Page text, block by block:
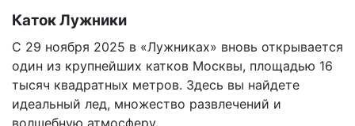
Каток Лужники
С 29 ноября 2025 в «Лужниках» вновь открывается
один из крупнейших катков Москвы, площадью 16
тысяч квадратных метров. Здесь вы найдете
идеальный лед, множество развлечений и
волшебную атмосферу.